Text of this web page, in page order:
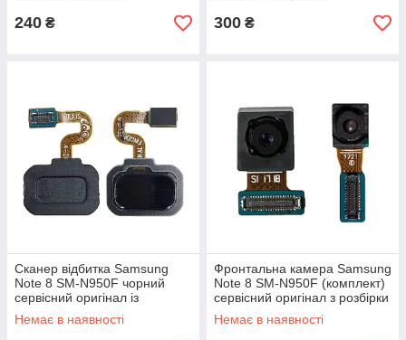
240 ₴ 300 ₴
Сканер відбитка Samsung
Note 8 SM-N950F чорний
сервісний оригінал із
розбирання
Немає в наявності
Фронтальна камера Samsung
Note 8 SM-N950F (комплект)
сервісний оригінал з розбірки
Немає в наявності